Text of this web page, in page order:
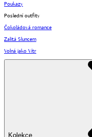
Poukazy
Poslední outfity
Čokoládová romance
Zalitá Sluncem
Volná jako Vítr
Kolekce